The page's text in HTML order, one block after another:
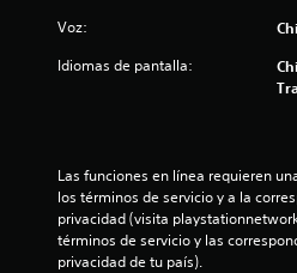
Voz:
Idiomas de pantalla:
Las funciones en línea requieren
los términos de servicio y a la
privacidad (visita
términos de servicio y las
privacidad de tu país).